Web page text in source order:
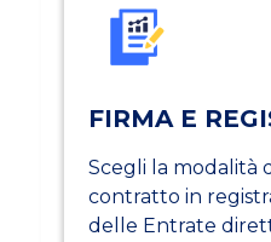
FIRMA E
Scegli la modalità
contratto in
delle Entrate